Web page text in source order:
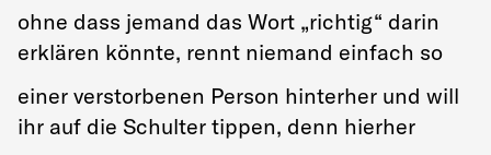
ohne dass jemand das Wort „richtig“ darin
erklären könnte, rennt niemand einfach so
einer verstorbenen Person hinterher und will
ihr auf die Schulter tippen, denn hierher